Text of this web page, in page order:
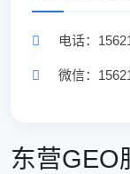
电话：
微信：
东营GEO